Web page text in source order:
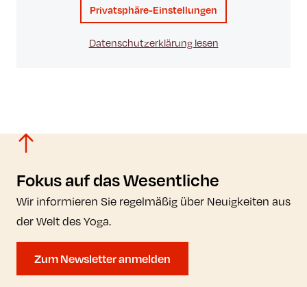
Privatsphäre-Einstellungen
Datenschutzerklärung lesen
Fokus auf das Wesentliche
Wir informieren Sie regelmäßig über Neuigkeiten aus
der Welt des Yoga.
Zum Newsletter anmelden